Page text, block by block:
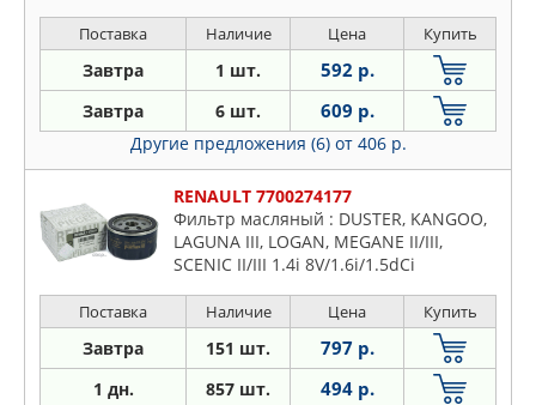
Поставка Наличие Цена Купить
Завтра 1 шт. 592 р.
Завтра 6 шт. 609 р.
Другие предложения (6) от 406 р.
RENAULT 7700274177
Фильтр масляный : DUSTER, KANGOO,
LAGUNA III, LOGAN, MEGANE II/III,
SCENIC II/III 1.4i 8V/1.6i/1.5dCi
Поставка Наличие Цена Купить
Завтра 151 шт. 797 р.
1 дн. 857 шт. 494 р.